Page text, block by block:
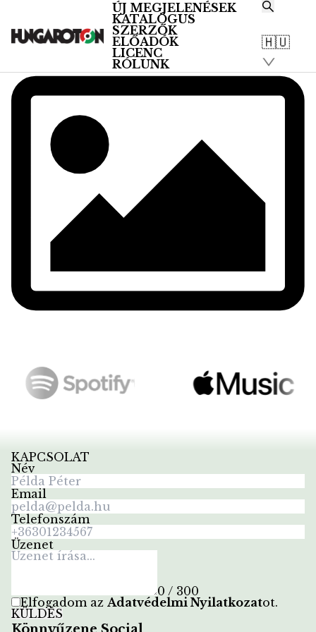
ÚJ MEGJELENÉSEK
KATALÓGUS
SZERZŐK
ELŐADÓK
LICENC
RÓLUNK
🇭🇺
KAPCSOLAT
Név
Email
Telefonszám
Üzenet
0 / 300
Elfogadom az Adatvédelmi Nyilatkozatot.
KÜLDÉS